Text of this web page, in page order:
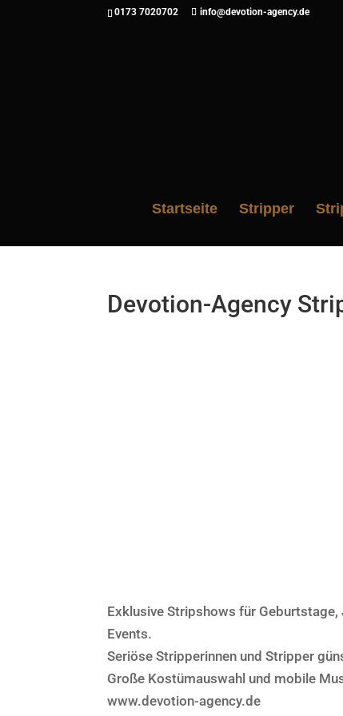
0173 7020702 info@devotion-agency.de
Startseite Stripper
Devotion-Agency
Exklusive Stripshows für
Events.
Seriöse Stripperinnen und Stripper
Große Kostümauswahl und mobile
www.devotion-agency.de